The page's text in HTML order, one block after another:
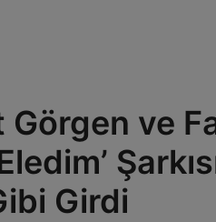
ve
Girdi